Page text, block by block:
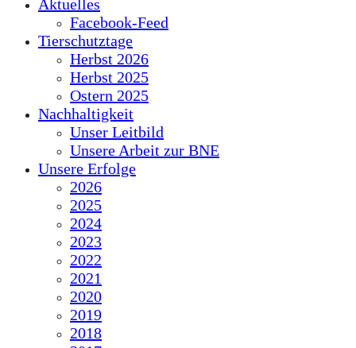
Aktuelles
Facebook-Feed
Tierschutztage
Herbst 2026
Herbst 2025
Ostern 2025
Nachhaltigkeit
Unser Leitbild
Unsere Arbeit zur BNE
Unsere Erfolge
2026
2025
2024
2023
2022
2021
2020
2019
2018